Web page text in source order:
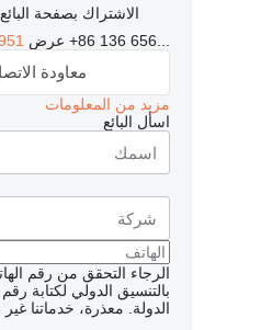
الاشتراك بصفحة البائع
+86 136 656... عرض
معاودة
مزيد من المعلومات
اسأل البائع
الرجاء التحقق من رقم
بالتنسيق الدولي لكتابة
الدولة.
معذرة، خدماتنا